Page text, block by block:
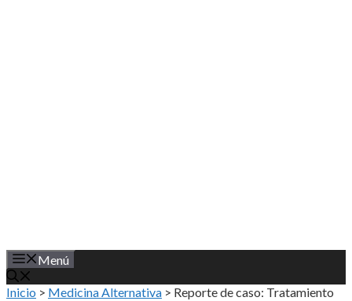
Menú
Inicio > Medicina Alternativa > Reporte de caso: Tratamiento